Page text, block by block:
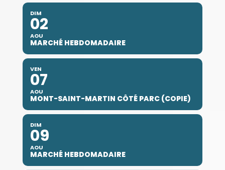
DIM
02
AOU
MARCHÉ HEBDOMADAIRE
VEN
07
AOU
MONT-SAINT-MARTIN CÔTÉ PARC (COPIE)
DIM
09
AOU
MARCHÉ HEBDOMADAIRE